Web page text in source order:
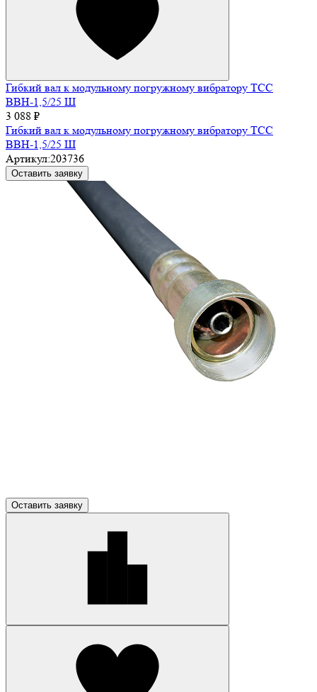
Гибкий вал к модульному погружному вибратору ТСС
ВВН-1,5/25 Ш
3 088 ₽
Гибкий вал к модульному погружному вибратору ТСС
ВВН-1,5/25 Ш
Артикул:203736
Оставить заявку
Оставить заявку